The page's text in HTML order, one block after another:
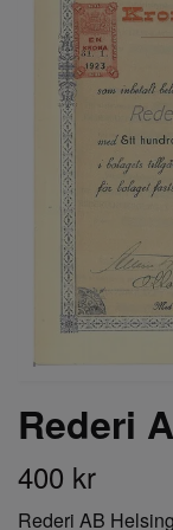
Rederi
400 kr
Rederi AB